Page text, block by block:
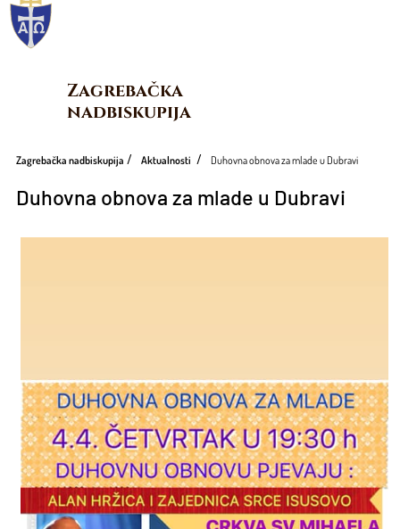
Zagrebačka
nadbiskupija
Zagrebačka nadbiskupija Aktualnosti Duhovna obnova za mlade u Dubravi
Duhovna obnova za mlade u Dubravi